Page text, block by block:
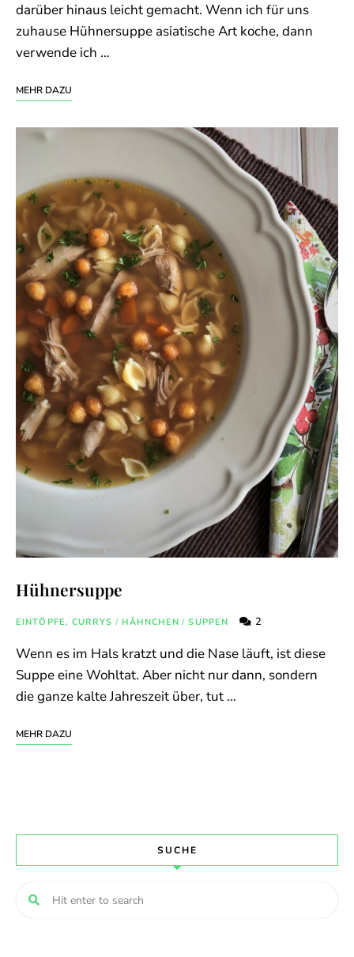
darüber hinaus leicht gemacht. Wenn ich für uns
zuhause Hühnersuppe asiatische Art koche, dann
verwende ich …
MEHR DAZU
Hühnersuppe
EINTÖPFE, CURRYS / HÄHNCHEN / SUPPEN 2
Wenn es im Hals kratzt und die Nase läuft, ist diese
Suppe eine Wohltat. Aber nicht nur dann, sondern
die ganze kalte Jahreszeit über, tut …
MEHR DAZU
SUCHE